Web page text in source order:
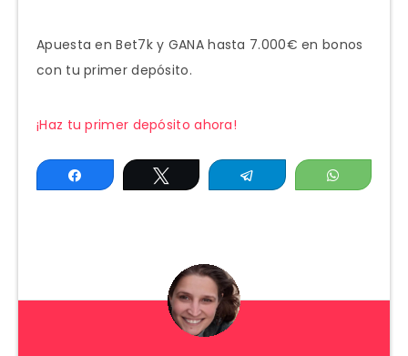
Apuesta en Bet7k y GANA hasta 7.000€ en bonos
con tu primer depósito.
¡Haz tu primer depósito ahora!
Compartir Twittear Telegram